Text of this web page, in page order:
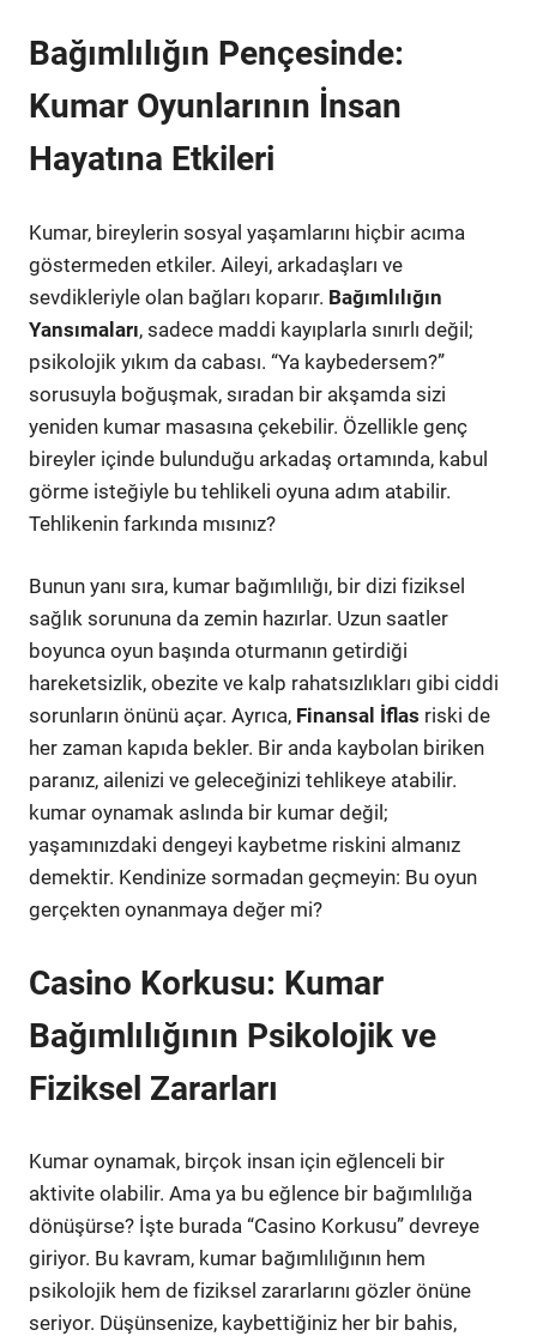
Bağımlılığın Pençesinde:
Kumar Oyunlarının İnsan
Hayatına Etkileri
Kumar, bireylerin sosyal yaşamlarını hiçbir acıma
göstermeden etkiler. Aileyi, arkadaşları ve
sevdikleriyle olan bağları koparır. Bağımlılığın
Yansımaları, sadece maddi kayıplarla sınırlı değil;
psikolojik yıkım da cabası. “Ya kaybedersem?”
sorusuyla boğuşmak, sıradan bir akşamda sizi
yeniden kumar masasına çekebilir. Özellikle genç
bireyler içinde bulunduğu arkadaş ortamında, kabul
görme isteğiyle bu tehlikeli oyuna adım atabilir.
Tehlikenin farkında mısınız?
Bunun yanı sıra, kumar bağımlılığı, bir dizi fiziksel
sağlık sorununa da zemin hazırlar. Uzun saatler
boyunca oyun başında oturmanın getirdiği
hareketsizlik, obezite ve kalp rahatsızlıkları gibi ciddi
sorunların önünü açar. Ayrıca, Finansal İflas riski de
her zaman kapıda bekler. Bir anda kaybolan biriken
paranız, ailenizi ve geleceğinizi tehlikeye atabilir.
kumar oynamak aslında bir kumar değil;
yaşamınızdaki dengeyi kaybetme riskini almanız
demektir. Kendinize sormadan geçmeyin: Bu oyun
gerçekten oynanmaya değer mi?
Casino Korkusu: Kumar
Bağımlılığının Psikolojik ve
Fiziksel Zararları
Kumar oynamak, birçok insan için eğlenceli bir
aktivite olabilir. Ama ya bu eğlence bir bağımlılığa
dönüşürse? İşte burada “Casino Korkusu” devreye
giriyor. Bu kavram, kumar bağımlılığının hem
psikolojik hem de fiziksel zararlarını gözler önüne
seriyor. Düşünsenize, kaybettiğiniz her bir bahis,